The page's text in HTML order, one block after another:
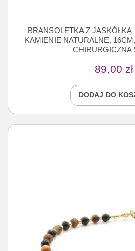
BRANSOLETKA Z JASKÓŁKĄ
KAMIENIE NATURALNE,
CHIRURGICZNA
89,00 zł
DODAJ DO